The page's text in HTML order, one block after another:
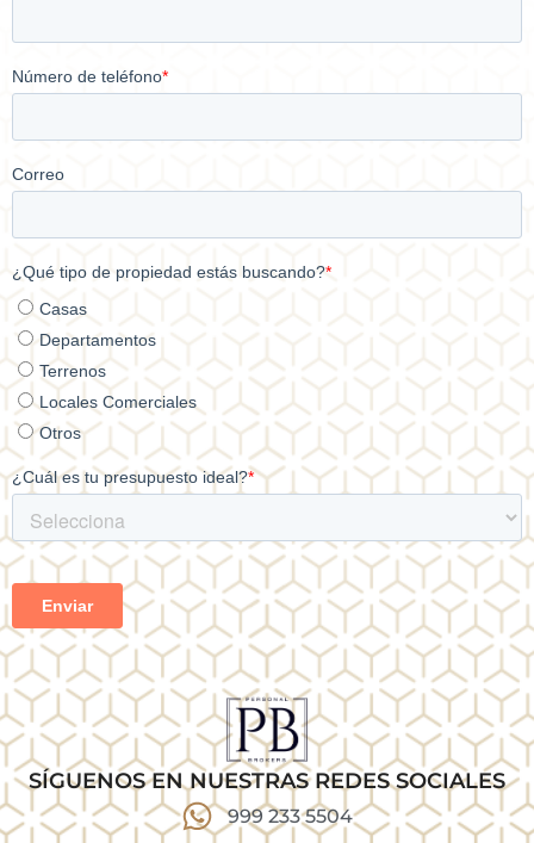
SÍGUENOS EN NUESTRAS REDES SOCIALES
999 233 5504